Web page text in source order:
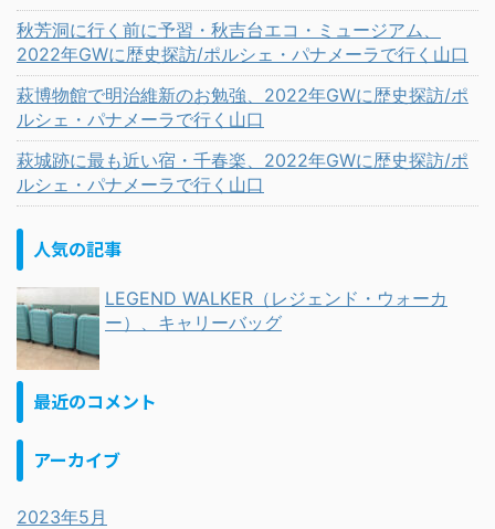
秋芳洞に行く前に予習・秋吉台エコ・ミュージアム、
2022年GWに歴史探訪/ポルシェ・パナメーラで行く山口
萩博物館で明治維新のお勉強、2022年GWに歴史探訪/ポ
ルシェ・パナメーラで行く山口
萩城跡に最も近い宿・千春楽、2022年GWに歴史探訪/ポ
ルシェ・パナメーラで行く山口
人気の記事
LEGEND WALKER（レジェンド・ウォーカ
ー）、キャリーバッグ
最近のコメント
アーカイブ
2023年5月